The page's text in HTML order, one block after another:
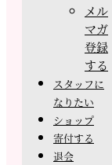
メル
マガ
登録
する
スタッフに
なりたい
ショップ
寄付する
退会